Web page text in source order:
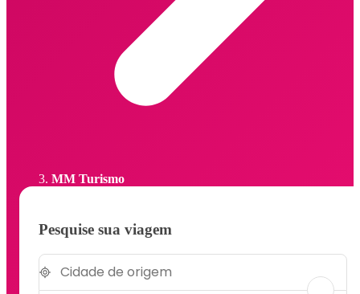
MM Turismo
Pesquise sua viagem